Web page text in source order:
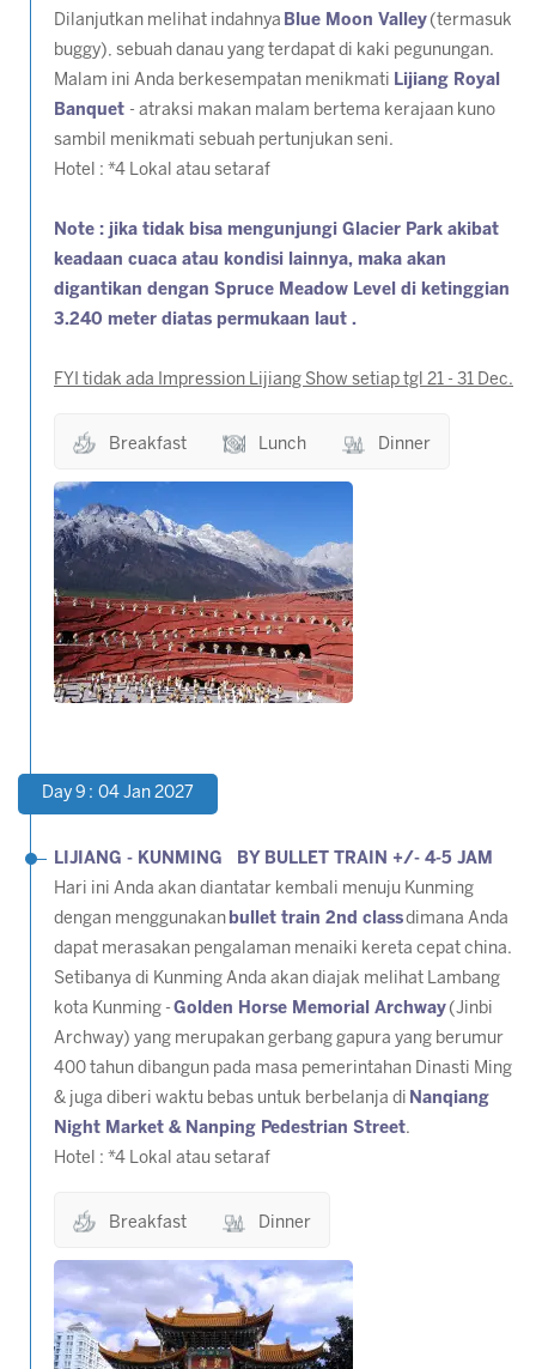
Dilanjutkan melihat indahnya Blue Moon Valley (termasuk
buggy), sebuah danau yang terdapat di kaki pegunungan.
Malam ini Anda berkesempatan menikmati Lijiang Royal
Banquet - atraksi makan malam bertema kerajaan kuno
sambil menikmati sebuah pertunjukan seni.
Hotel : *4 Lokal atau setaraf
Note : jika tidak bisa mengunjungi Glacier Park akibat
keadaan cuaca atau kondisi lainnya, maka akan
digantikan dengan Spruce Meadow Level di ketinggian
3.240 meter diatas permukaan laut .
FYI tidak ada Impression Lijiang Show setiap tgl 21 - 31 Dec.
Breakfast Lunch Dinner
Day 9 : 04 Jan 2027
LIJIANG - KUNMING BY BULLET TRAIN +/- 4-5 JAM
Hari ini Anda akan diantatar kembali menuju Kunming
dengan menggunakan bullet train 2nd classdimana Anda
dapat merasakan pengalaman menaiki kereta cepat china.
Setibanya di Kunming Anda akan diajak melihat Lambang
kota Kunming - Golden Horse Memorial Archway (Jinbi
Archway) yang merupakan gerbang gapura yang berumur
400 tahun dibangun pada masa pemerintahan Dinasti Ming
& juga diberi waktu bebas untuk berbelanja di Nanqiang
Night Market & Nanping Pedestrian Street.
Hotel : *4 Lokal atau setaraf
Breakfast Dinner